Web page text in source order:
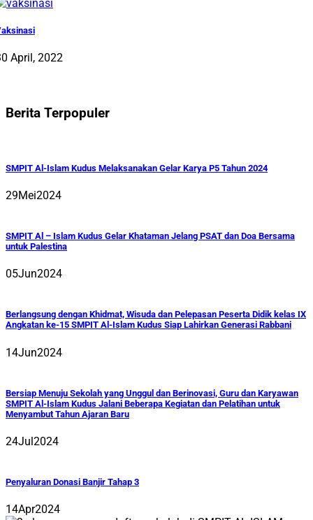
April, 2022
Berita Terpopuler
SMPIT Al-Islam Kudus Melaksanakan Gelar Karya P5 Tahun 2024
29Mei2024
SMPIT Al – Islam Kudus Gelar Khataman Jelang PSAT dan Doa Bersama
untuk Palestina
05Jun2024
Berlangsung dengan Khidmat, Wisuda dan Pelepasan Peserta Didik kelas IX
Angkatan ke-15 SMPIT Al-Islam Kudus Siap Lahirkan Generasi Rabbani
14Jun2024
Bersiap Menuju Sekolah yang Unggul dan Berinovasi, Guru dan Karyawan
SMPIT Al-Islam Kudus Jalani Beberapa Kegiatan dan Pelatihan untuk
Menyambut Tahun Ajaran Baru
24Jul2024
Penyaluran Donasi Banjir Tahap 3
14Apr2024